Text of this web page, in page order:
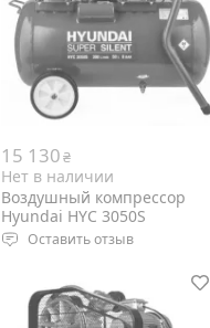
Выходная мощность: 4,0 л.с.
Вес: 50 кг
15 130₴
Нет в наличии
Воздушный компрессор
Hyundai HYC 3050S
Оставить отзыв
Мощность двигателя: 2000
Ватт
Производительность